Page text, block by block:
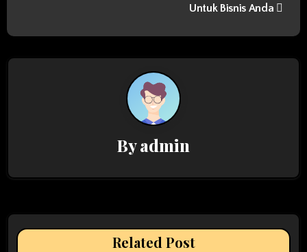
t
n
g
Untuk Bisnis Anda
Byadmin
Related Post